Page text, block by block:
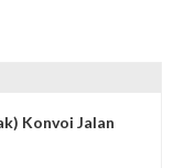
Konvoi Jalan